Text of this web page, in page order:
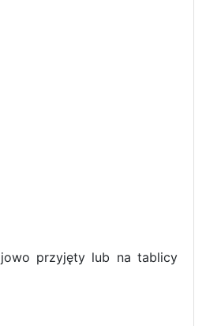
przyjęty lub na tablicy